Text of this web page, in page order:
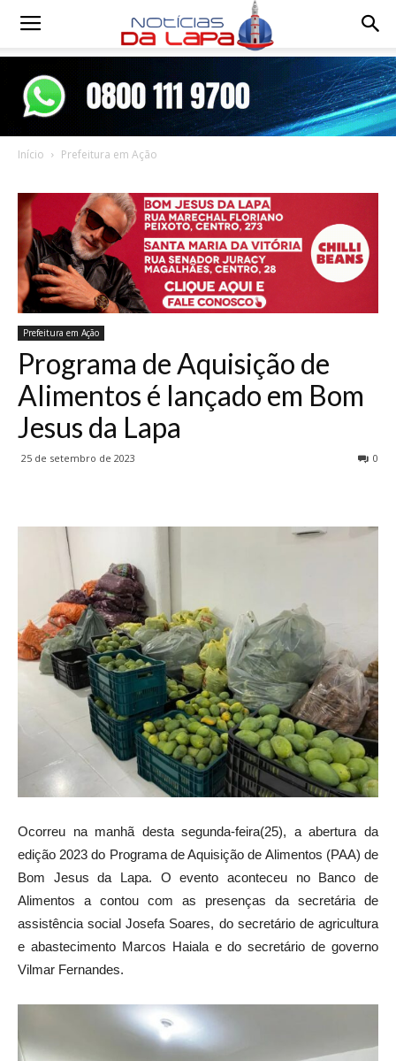
Notícias
Início Prefeitura em Ação
Prefeitura em Ação
Programa de Aquisição de
Alimentos é lançado em Bom
Jesus da Lapa
25 de setembro de 2023 0
Ocorreu na manhã desta segunda-feira(25), a abertura da
edição 2023 do Programa de Aquisição de Alimentos (PAA) de
Bom Jesus da Lapa. O evento aconteceu no Banco de
Alimentos a contou com as presenças da secretária de
assistência social Josefa Soares, do secretário de agricultura
e abastecimento Marcos Haiala e do secretário de governo
Vilmar Fernandes.